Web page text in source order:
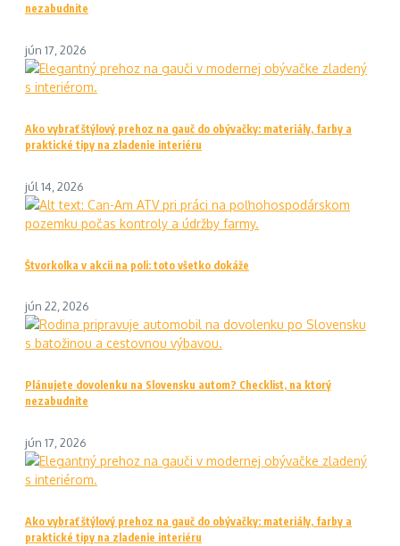
nezabudnite
jún 17, 2026
Ako vybrať štýlový prehoz na gauč do obývačky: materiály, farby a
praktické tipy na zladenie interiéru
júl 14, 2026
Štvorkolka v akcii na poli: toto všetko dokáže
jún 22, 2026
Plánujete dovolenku na Slovensku autom? Checklist, na ktorý
nezabudnite
jún 17, 2026
Ako vybrať štýlový prehoz na gauč do obývačky: materiály, farby a
praktické tipy na zladenie interiéru